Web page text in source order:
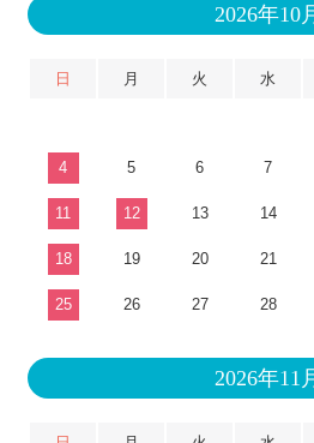
2026年10
日 月 火 水
4 5 6 7
11 12 13 14
18 19 20 21
25 26 27 28
2026年11